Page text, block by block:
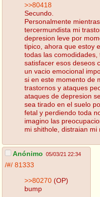
>>80418
Secundo.
Personalmente
tercermundista mi
depresion leve por
tipico, ahora que estoy
todas las
satisfacer esos deseos
un vacio emocional
si en este momento de
trastornos y ataques
ataques de depresion
sea tirado en el suelo
fetal y perdiendo toda
imagino las
mi shithole, distraian mi
Anónimo 05/03/21 22:34
/#/ 81333
>>80270 (OP)
bump